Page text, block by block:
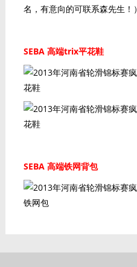
名，有意向的可联系森先生！）
SEBA 高端trix平花鞋
SEBA 高端铁网背包